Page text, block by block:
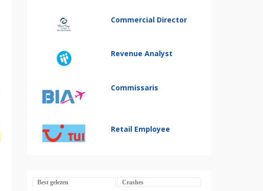
Commercial Director
Revenue Analyst
Commissaris
Retail Employee
Best gelezen Crashes